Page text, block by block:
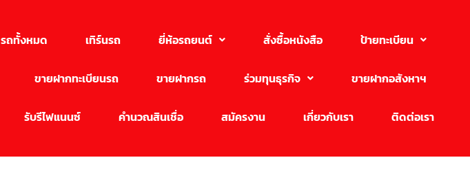
รถทั้งหมด เทิร์นรถ ยี่ห้อรถยนต์ สั่งซื้อหนังสือ ป้ายทะเบียน
ขายฝากทะเบียนรถ ขายฝากรถ ร่วมทุนธุรกิจ ขายฝากอสังหาฯ
รับรีไฟแนนซ์ คำนวณสินเชื่อ สมัครงาน เกี่ยวกับเรา ติดต่อเรา